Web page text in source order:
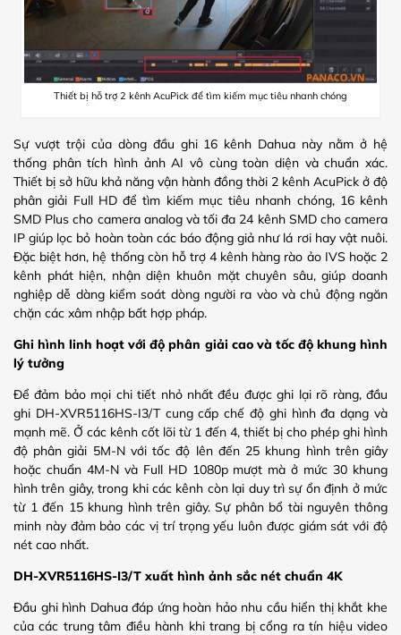
Thiết bị hỗ trợ 2 kênh AcuPick để tìm kiếm mục tiêu nhanh chóng
Sự vượt trội của dòng đầu ghi 16 kênh Dahua này nằm ở hệ
thống phân tích hình ảnh AI vô cùng toàn diện và chuẩn xác.
Thiết bị sở hữu khả năng vận hành đồng thời 2 kênh AcuPick ở độ
phân giải Full HD để tìm kiếm mục tiêu nhanh chóng, 16 kênh
SMD Plus cho camera analog và tối đa 24 kênh SMD cho camera
IP giúp lọc bỏ hoàn toàn các báo động giả như lá rơi hay vật nuôi.
Đặc biệt hơn, hệ thống còn hỗ trợ 4 kênh hàng rào ảo IVS hoặc 2
kênh phát hiện, nhận diện khuôn mặt chuyên sâu, giúp doanh
nghiệp dễ dàng kiểm soát dòng người ra vào và chủ động ngăn
chặn các xâm nhập bất hợp pháp.
Ghi hình linh hoạt với độ phân giải cao và tốc độ khung hình
lý tưởng
Để đảm bảo mọi chi tiết nhỏ nhất đều được ghi lại rõ ràng, đầu
ghi DH-XVR5116HS-I3/T cung cấp chế độ ghi hình đa dạng và
mạnh mẽ. Ở các kênh cốt lõi từ 1 đến 4, thiết bị cho phép ghi hình
độ phân giải 5M-N với tốc độ lên đến 25 khung hình trên giây
hoặc chuẩn 4M-N và Full HD 1080p mượt mà ở mức 30 khung
hình trên giây, trong khi các kênh còn lại duy trì sự ổn định ở mức
từ 1 đến 15 khung hình trên giây. Sự phân bổ tài nguyên thông
minh này đảm bảo các vị trí trọng yếu luôn được giám sát với độ
nét cao nhất.
DH-XVR5116HS-I3/T xuất hình ảnh sắc nét chuẩn 4K
Đầu ghi hình Dahua đáp ứng hoàn hảo nhu cầu hiển thị khắt khe
của các trung tâm điều hành khi trang bị cổng ra tín hiệu video